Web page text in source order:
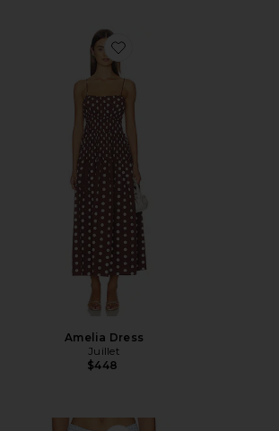
Favorite Amelia Dress
Amelia Dress
Juillet
$448